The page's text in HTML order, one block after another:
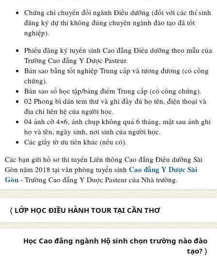
Chứng chỉ chuyển đổi ngành Điều dưỡng (đối với các thí sinh
đăng ký dự thi không đúng chuyên ngành đào tạo đã tốt
nghiệp).
Phiếu đăng ký tuyển sinh Cao đẳng Điều dưỡng theo mẫu của
Trường Cao đẳng Y Dược Pasteur.
Bản sao bằng tốt nghiệp Trung cấp và tương đương (có công
chứng).
Bản sao sổ học tập/bảng điểm Trung cấp (có công chứng).
02 Phong bì dán tem thư và ghi đầy đủ họ tên, điện thoại và
địa chỉ liên hệ của người học.
04 ảnh cỡ 4×6, ảnh chụp không quá 6 tháng, mặt sau ảnh ghi
họ và tên, ngày sinh, nơi sinh của người học.
Các giấy tờ ưu tiên khác (nếu có).
Các bạn gửi hồ sơ thi tuyển Liên thông Cao đẳng Điều dưỡng Sài
Gòn năm 2018 tại văn phòng tuyển sinh Cao đẳng Y Dược Sài
Gòn - Trường Cao đẳng Y Duợc Pasteur của Nhà trường.
〈 LỚP HỌC ĐIỀU HÀNH TOUR TẠI CẦN THƠ
Học Cao đẳng ngành Hộ sinh chọn trường nào đào
tạo? 〉